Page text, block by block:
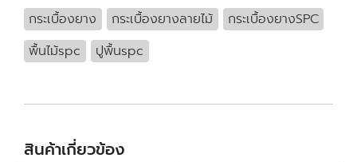
กระเบื้องยาง กระเบื้องยางลายไม้
กระเบื้องยางSPC
พื้นไม้spc
ปูพื้นspc
สินค้าเกี่ยวข้อง